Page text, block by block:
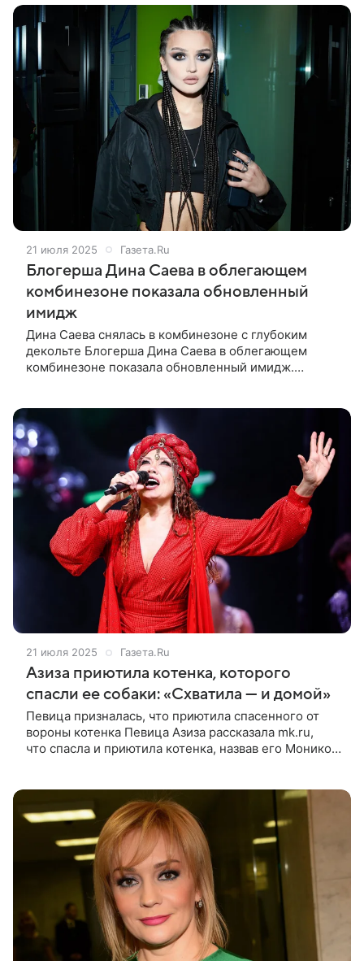
21 июля 2025 Газета.Ru
Блогерша Дина Саева в облегающем
комбинезоне показала обновленный
имидж
Дина Саева снялась в комбинезоне с глубоким
декольте Блогерша Дина Саева в облегающем
комбинезоне показала обновленный имидж.
21 июля 2025 Газета.Ru
Азиза приютила котенка, которого
спасли ее собаки: «Схватила — и домой»
Певица призналась, что приютила спасенного от
вороны котенка Певица Азиза рассказала mk.ru,
что спасла и приютила котенка, назвав его Моникой